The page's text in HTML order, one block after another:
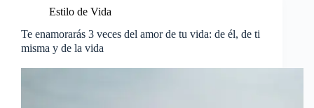
Estilo de Vida
Te enamorarás 3 veces del amor de tu vida: de él, de ti
misma y de la vida